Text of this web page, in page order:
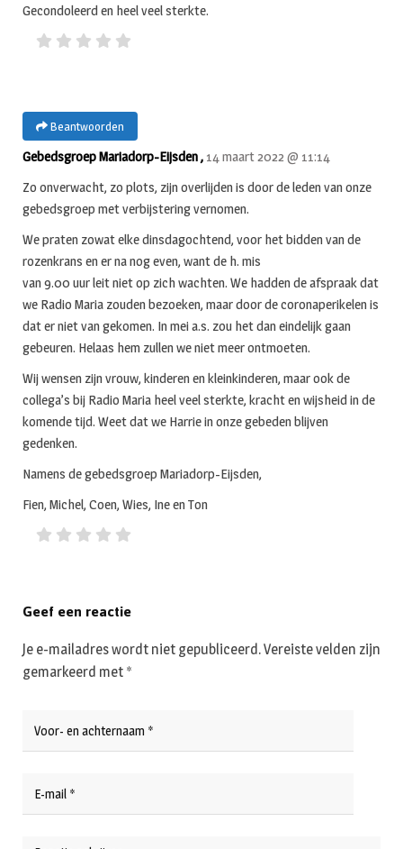
Gecondoleerd en heel veel sterkte.
Beantwoorden
Gebedsgroep Mariadorp-Eijsden , 14 maart 2022 @ 11:14
Zo onverwacht, zo plots, zijn overlijden is door de leden van onze
gebedsgroep met verbijstering vernomen.
We praten zowat elke dinsdagochtend, voor het bidden van de
rozenkrans en er na nog even, want de h. mis
van 9.00 uur leit niet op zich wachten. We hadden de afspraak dat
we Radio Maria zouden bezoeken, maar door de coronaperikelen is
dat er niet van gekomen. In mei a.s. zou het dan eindelijk gaan
gebeuren. Helaas hem zullen we niet meer ontmoeten.
Wij wensen zijn vrouw, kinderen en kleinkinderen, maar ook de
collega’s bij Radio Maria heel veel sterkte, kracht en wijsheid in de
komende tijd. Weet dat we Harrie in onze gebeden blijven
gedenken.
Namens de gebedsgroep Mariadorp-Eijsden,
Fien, Michel, Coen, Wies, Ine en Ton
Geef een reactie
Je e-mailadres wordt niet gepubliceerd.Vereiste velden zijn
gemarkeerd met *